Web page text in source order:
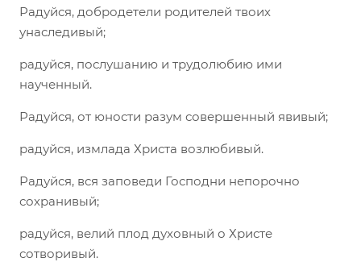
Радуйся, добродетели родителей твоих
унаследивый;
радуйся, послушанию и трудолюбию ими
наученный.
Радуйся, от юности разум совершенный явивый;
радуйся, измлада Христа возлюбивый.
Радуйся, вся заповеди Господни непорочно
сохранивый;
радуйся, велий плод духовный о Христе
сотворивый.